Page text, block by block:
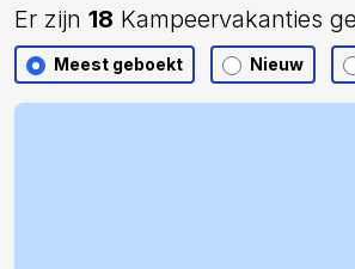
Er zijn 18 Kampeervakanties
Meest geboekt Nieuw